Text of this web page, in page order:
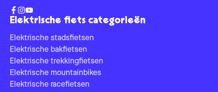
Elektrische fiets categorieën
Elektrische stadsfietsen
Elektrische bakfietsen
Elektrische trekkingfietsen
Elektrische mountainbikes
Elektrische racefietsen